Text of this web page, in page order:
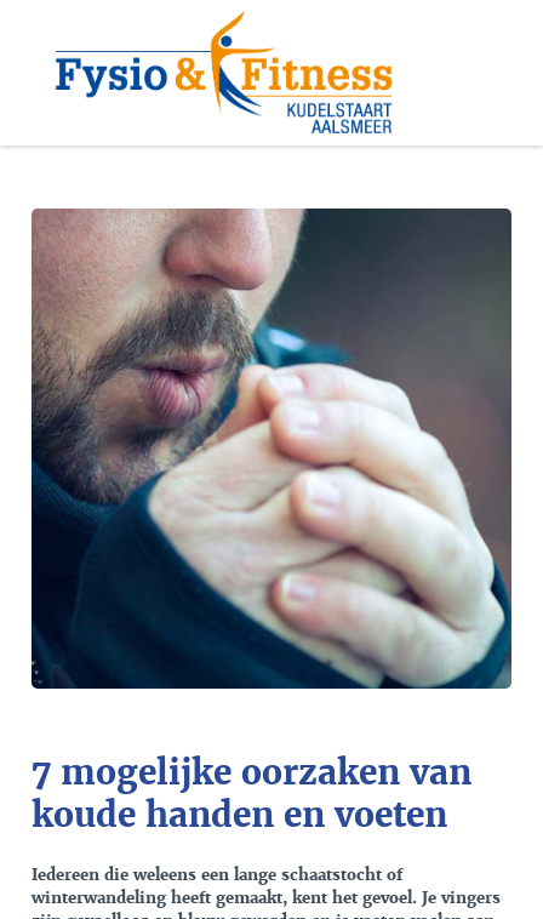
7 mogelijke oorzaken van
koude handen en voeten
Iedereen die weleens een lange schaatstocht of
winterwandeling heeft gemaakt, kent het gevoel. Je vingers